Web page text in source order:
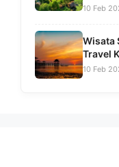
10 Feb
Wisata
Travel
10 Feb